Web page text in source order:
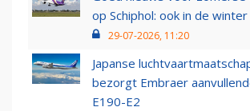
op Schiphol: ook in de
29-07-2026, 11:20
Japanse
bezorgt Embraer
E190-E2